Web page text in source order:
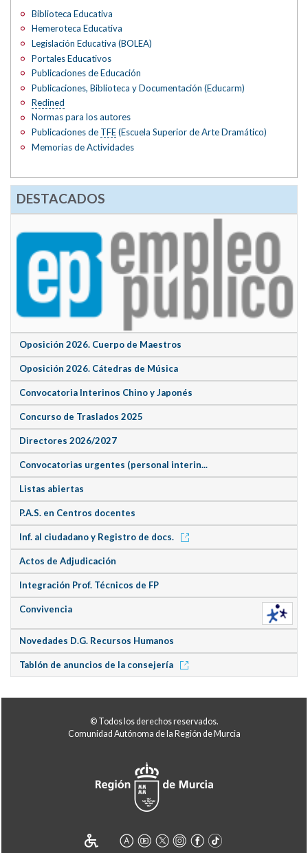
Biblioteca Educativa
Hemeroteca Educativa
Legislación Educativa (BOLEA)
Portales Educativos
Publicaciones de Educación
Publicaciones, Biblioteca y Documentación (Educarm)
Redined
Normas para los autores
Publicaciones de TFE(Escuela Superior de Arte Dramático)
Memorias de Actividades
DESTACADOS
Oposición 2026. Cuerpo de Maestros
Oposición 2026. Cátedras de Música
Convocatoria Interinos Chino y Japonés
Concurso de Traslados 2025
Directores 2026/2027
Convocatorias urgentes (personal interin...
Listas abiertas
P.A.S. en Centros docentes
Inf. al ciudadano y Registro de docs.
Actos de Adjudicación
Integración Prof. Técnicos de FP
Convivencia
Novedades D.G. Recursos Humanos
Tablón de anuncios de la consejería
© Todos los derechos reservados.
Comunidad Autónoma de la Región de Murcia